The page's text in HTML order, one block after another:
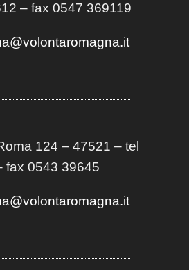
– fax 0547 369119
124 – 47521 – tel
fax 0543 39645